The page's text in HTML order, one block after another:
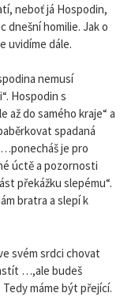
neboť já Hospodin,
dnešní homilie. Jak o
uvidíme dále.
nemusí
Hospodin s
až do samého kraje“ a
spadaná
je pro
úctě a pozornosti
překážku slepému“.
bratra a slepí k
svém srdci chovat
…,ale budeš
máme být přející.